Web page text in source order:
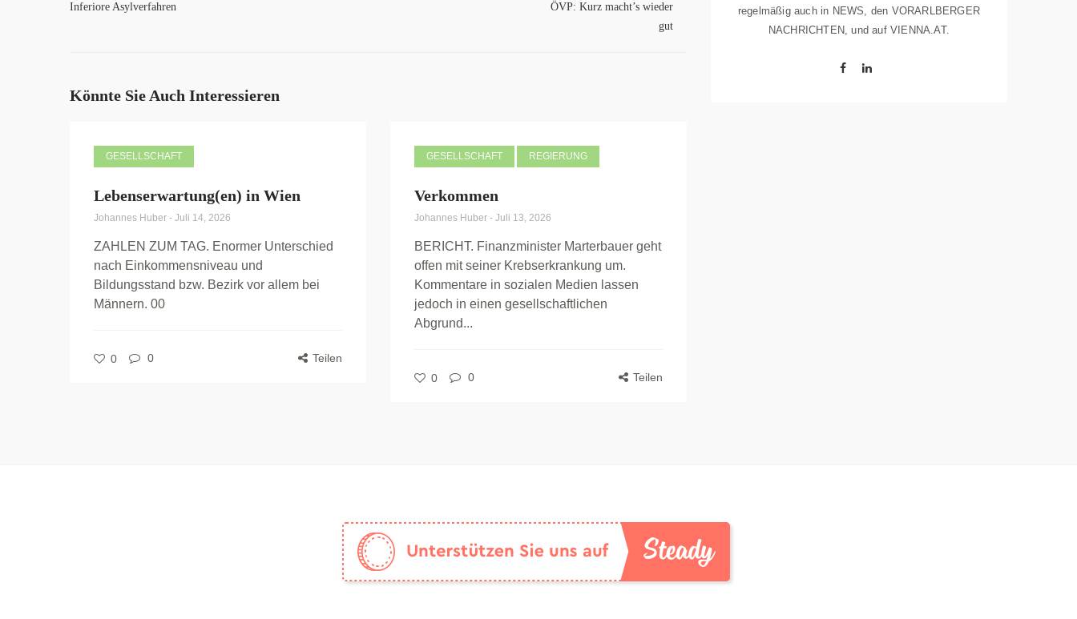
Inferiore Asylverfahren
ÖVP: Kurz macht’s wieder
gut
Könnte Sie Auch Interessieren
GESELLSCHAFT
Lebenserwartung(en) in Wien
Johannes Huber - Juli 14, 2026
ZAHLEN ZUM TAG. Enormer Unterschied
nach Einkommensniveau und
Bildungsstand bzw. Bezirk vor allem bei
Männern. 00
0 0 Teilen
GESELLSCHAFT REGIERUNG
Verkommen
Johannes Huber - Juli 13, 2026
BERICHT. Finanzminister Marterbauer geht
offen mit seiner Krebserkrankung um.
Kommentare in sozialen Medien lassen
jedoch in einen gesellschaftlichen
Abgrund...
0 0 Teilen
regelmäßig auch in NEWS, den VORARLBERGER
NACHRICHTEN, und auf VIENNA.AT.